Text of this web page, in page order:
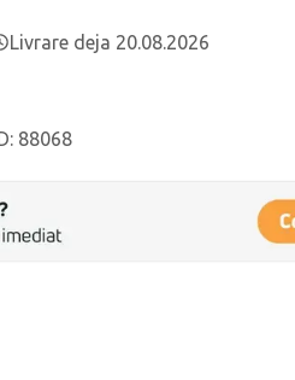
Livrare deja 20.08.2026
88068